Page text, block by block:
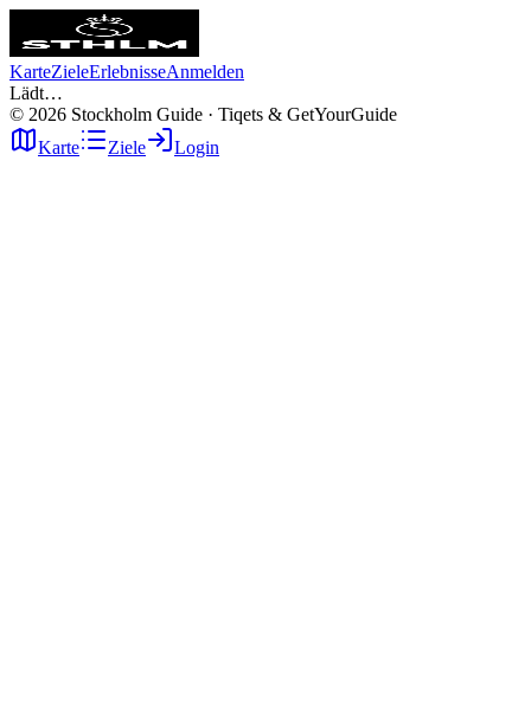
KarteZieleErlebnisseAnmelden
Lädt…
© 2026 Stockholm Guide · Tiqets & GetYourGuide
Karte
Ziele Login